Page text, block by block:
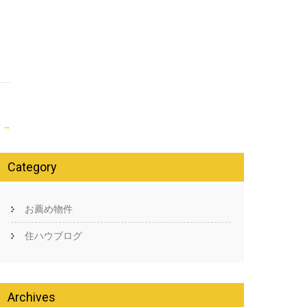
→
Category
お薦め物件
住ハウブログ
Archives